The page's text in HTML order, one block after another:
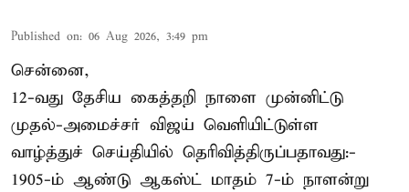
Published on: 06 Aug 2026, 3:49 pm
சென்னை,
12-வது தேசிய கைத்தறி நாளை முன்னிட்டு
முதல்-அமைச்சர் விஜய் வெளியிட்டுள்ள
வாழ்த்துச் செய்தியில் தெரிவித்திருப்பதாவது:-
1905-ம் ஆண்டு ஆகஸ்ட் மாதம் 7-ம் நாளன்று